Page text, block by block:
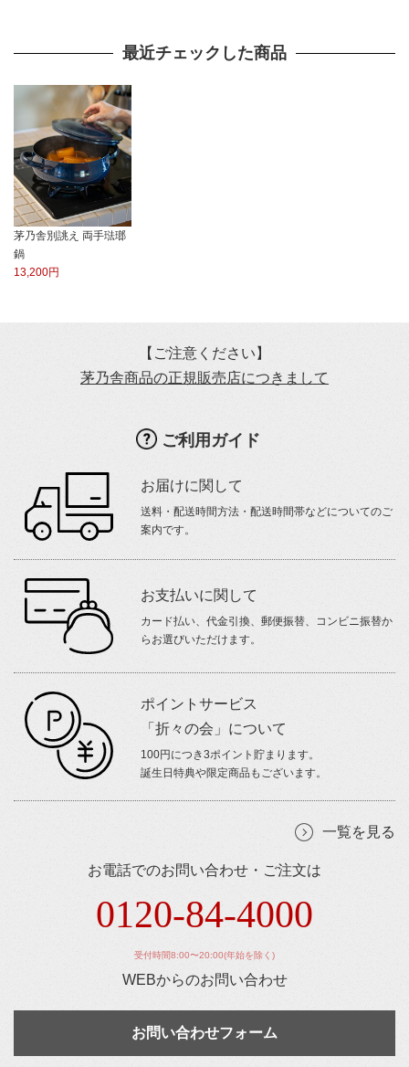
最近チェックした商品
茅乃舎別誂え 両手琺瑯
鍋
13,200円
【ご注意ください】
茅乃舎商品の正規販売店につきまして
ご利用ガイド
お届けに関して
送料・配送時間方法・配送時間帯などについてのご
案内です。
お支払いに関して
カード払い、代金引換、郵便振替、コンビニ振替か
らお選びいただけます。
ポイントサービス
「折々の会」について
100円につき3ポイント貯まります。
誕生日特典や限定商品もございます。
一覧を見る
お電話でのお問い合わせ・ご注文は
0120-84-4000
受付時間8:00〜20:00(年始を除く)
WEBからのお問い合わせ
お問い合わせフォーム